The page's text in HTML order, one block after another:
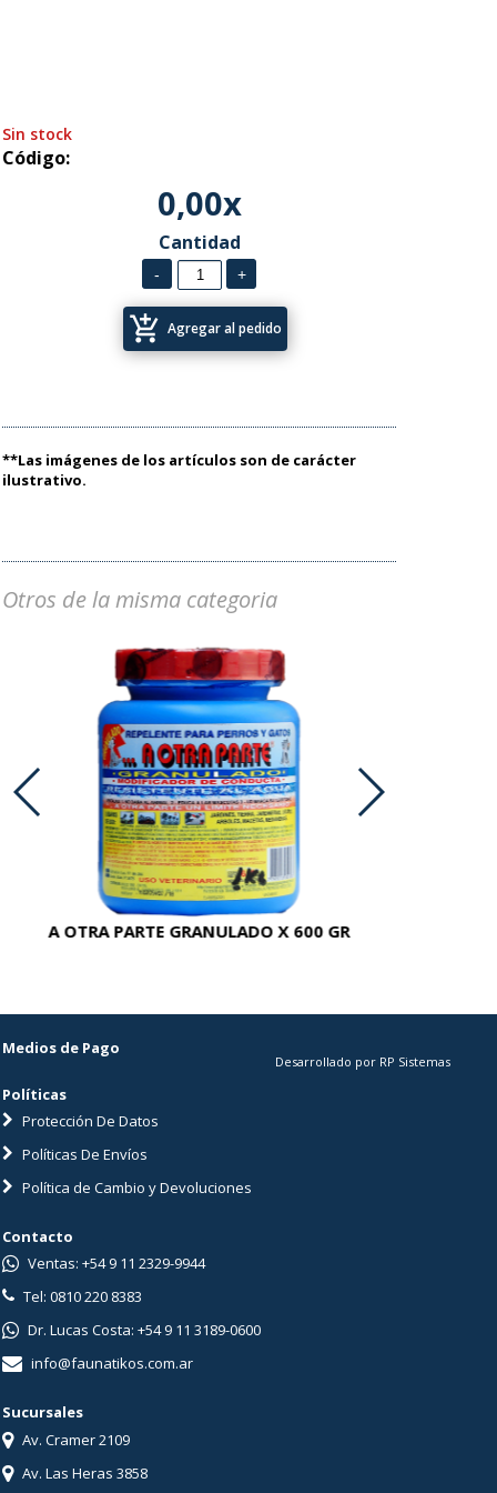
Sin stock
Código:
0,00x
Cantidad
add_shopping_cart Agregar al pedido
**Las imágenes de los artículos son de carácter
ilustrativo.
Otros de la misma categoria
A OTRA PARTE GRANULADO X 600 GR
Medios de Pago
Políticas
Protección De Datos
Políticas De Envíos
Política de Cambio y Devoluciones
Desarrollado por RP Sistemas
Contacto
Ventas: +54 9 11 2329-9944
Tel: 0810 220 8383
Dr. Lucas Costa: +54 9 11 3189-0600
info@faunatikos.com.ar
Sucursales
Av. Cramer 2109
Av. Las Heras 3858